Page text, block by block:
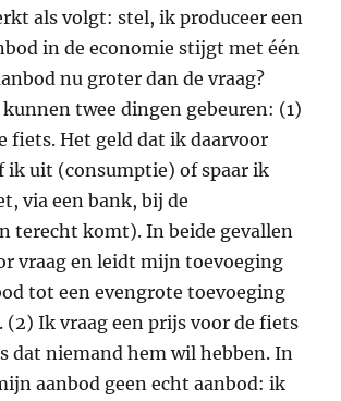
als volgt: stel, ik produceer een
in de economie stijgt met één
nu groter dan de vraag?
twee dingen gebeuren: (1)
fiets. Het geld dat ik daarvoor
ik uit (consumptie) of spaar ik
via een bank, bij de
terecht komt). In beide gevallen
vraag en leidt mijn toevoeging
tot een evengrote toevoeging
(2) Ik vraag een prijs voor de fiets
dat niemand hem wil hebben. In
aanbod geen echt aanbod: ik